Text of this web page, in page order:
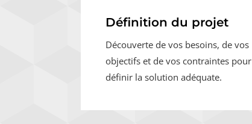
Définition du projet
Découverte de vos besoins, de vos
objectifs et de vos contraintes pour
définir la solution adéquate.